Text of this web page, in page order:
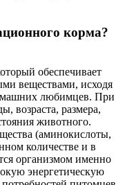
корма?
обеспечивает
веществами, исходя
любимцев. При
возраста, размера,
животного.
(аминокислоты,
количестве и в
организмом именно
энергетическую